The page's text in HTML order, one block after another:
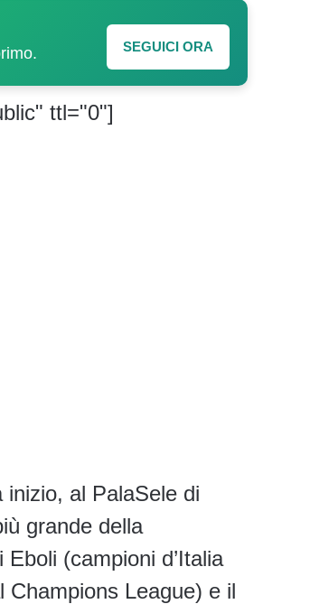
SEGUICI ORA
ttl="0"]
al PalaSele di
grande della
(campioni d’Italia
Champions League) e il